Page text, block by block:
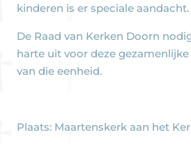
kinderen is er speciale aandacht.
De Raad van Kerken Doorn
harte uit voor deze
van die eenheid.
Plaats: Maartenskerk aan het